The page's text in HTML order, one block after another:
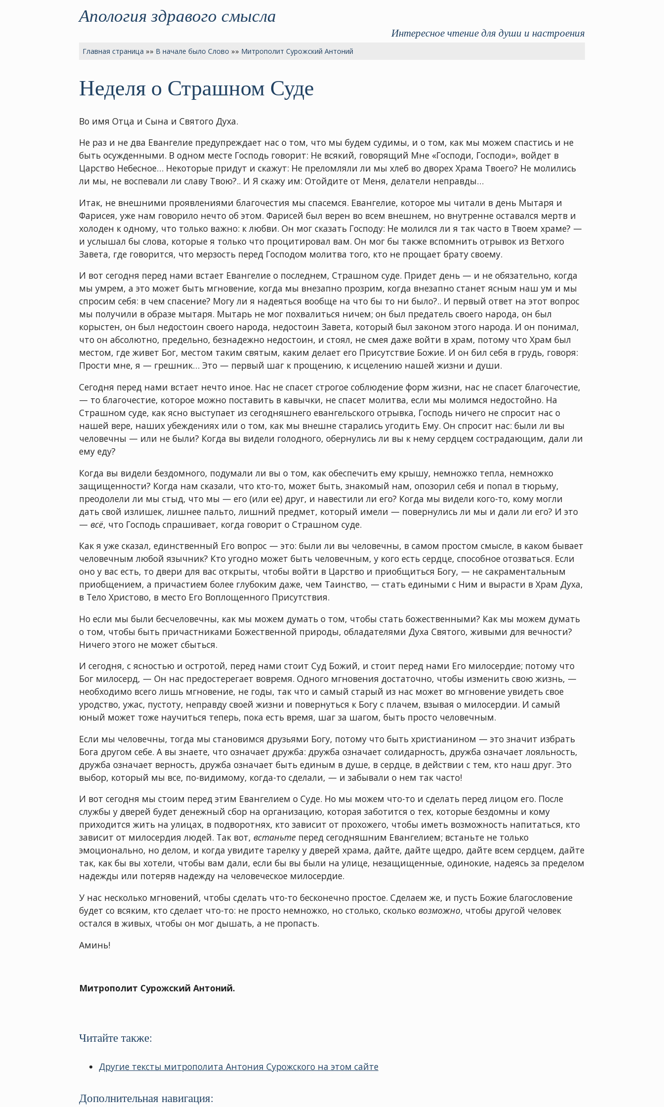
Апология здравого смысла
Интересное чтение для души и настроения
Главная страница »» В начале было Слово »» Митрополит Сурожский Антоний
Неделя о Страшном Суде
Во имя Отца и Сына и Святого Духа.
Не раз и не два Евангелие предупреждает нас о том, что мы будем судимы, и о том, как мы можем спастись и не
быть осужденными. В одном месте Господь говорит: Не всякий, говорящий Мне «Господи, Господи», войдет в
Царство Небесное… Некоторые придут и скажут: Не преломляли ли мы хлеб во дворех Храма Твоего? Не молились
ли мы, не воспевали ли славу Твою?.. И Я скажу им: Отойдите от Меня, делатели неправды…
Итак, не внешними проявлениями благочестия мы спасемся. Евангелие, которое мы читали в день Мытаря и
Фарисея, уже нам говорило нечто об этом. Фарисей был верен во всем внешнем, но внутренне оставался мертв и
холоден к одному, что только важно: к любви. Он мог сказать Господу: Не молился ли я так часто в Твоем храме? —
и услышал бы слова, которые я только что процитировал вам. Он мог бы также вспомнить отрывок из Ветхого
Завета, где говорится, что мерзость перед Господом молитва того, кто не прощает брату своему.
И вот сегодня перед нами встает Евангелие о последнем, Страшном суде. Придет день — и не обязательно, когда
мы умрем, а это может быть мгновение, когда мы внезапно прозрим, когда внезапно станет ясным наш ум и мы
спросим себя: в чем спасение? Могу ли я надеяться вообще на что бы то ни было?.. И первый ответ на этот вопрос
мы получили в образе мытаря. Мытарь не мог похвалиться ничем; он был предатель своего народа, он был
корыстен, он был недостоин своего народа, недостоин Завета, который был законом этого народа. И он понимал,
что он абсолютно, предельно, безнадежно недостоин, и стоял, не смея даже войти в храм, потому что Храм был
местом, где живет Бог, местом таким святым, каким делает его Присутствие Божие. И он бил себя в грудь, говоря:
Прости мне, я — грешник… Это — первый шаг к прощению, к исцелению нашей жизни и души.
Сегодня перед нами встает нечто иное. Нас не спасет строгое соблюдение форм жизни, нас не спасет благочестие,
— то благочестие, которое можно поставить в кавычки, не спасет молитва, если мы молимся недостойно. На
Страшном суде, как ясно выступает из сегодняшнего евангельского отрывка, Господь ничего не спросит нас о
нашей вере, наших убеждениях или о том, как мы внешне старались угодить Ему. Он спросит нас: были ли вы
человечны — или не были? Когда вы видели голодного, обернулись ли вы к нему сердцем сострадающим, дали ли
ему еду?
Когда вы видели бездомного, подумали ли вы о том, как обеспечить ему крышу, немножко тепла, немножко
защищенности? Когда нам сказали, что кто-то, может быть, знакомый нам, опозорил себя и попал в тюрьму,
преодолели ли мы стыд, что мы — его (или ее) друг, и навестили ли его? Когда мы видели кого-то, кому могли
дать свой излишек, лишнее пальто, лишний предмет, который имели — повернулись ли мы и дали ли его? И это
— всё, что Господь спрашивает, когда говорит о Страшном суде.
Как я уже сказал, единственный Его вопрос — это: были ли вы человечны, в самом простом смысле, в каком бывает
человечным любой язычник? Кто угодно может быть человечным, у кого есть сердце, способное отозваться. Если
оно у вас есть, то двери для вас открыты, чтобы войти в Царство и приобщиться Богу, — не сакраментальным
приобщением, а причастием более глубоким даже, чем Таинство, — стать едиными с Ним и вырасти в Храм Духа,
в Тело Христово, в место Его Воплощенного Присутствия.
Но если мы были бесчеловечны, как мы можем думать о том, чтобы стать божественными? Как мы можем думать
о том, чтобы быть причастниками Божественной природы, обладателями Духа Святого, живыми для вечности?
Ничего этого не может сбыться.
И сегодня, с ясностью и остротой, перед нами стоит Суд Божий, и стоит перед нами Его милосердие; потому что
Бог милосерд, — Он нас предостерегает вовремя. Одного мгновения достаточно, чтобы изменить свою жизнь, —
необходимо всего лишь мгновение, не годы, так что и самый старый из нас может во мгновение увидеть свое
уродство, ужас, пустоту, неправду своей жизни и повернуться к Богу с плачем, взывая о милосердии. И самый
юный может тоже научиться теперь, пока есть время, шаг за шагом, быть просто человечным.
Если мы человечны, тогда мы становимся друзьями Богу, потому что быть христианином — это значит избрать
Бога другом себе. А вы знаете, что означает дружба: дружба означает солидарность, дружба означает лояльность,
дружба означает верность, дружба означает быть единым в душе, в сердце, в действии с тем, кто наш друг. Это
выбор, который мы все, по-видимому, когда-то сделали, — и забывали о нем так часто!
И вот сегодня мы стоим перед этим Евангелием о Суде. Но мы можем что-то и сделать перед лицом его. После
службы у дверей будет денежный сбор на организацию, которая заботится о тех, которые бездомны и кому
приходится жить на улицах, в подворотнях, кто зависит от прохожего, чтобы иметь возможность напитаться, кто
зависит от милосердия людей. Так вот, встаньте перед сегодняшним Евангелием; встаньте не только
эмоционально, но делом, и когда увидите тарелку у дверей храма, дайте, дайте щедро, дайте всем сердцем, дайте
так, как бы вы хотели, чтобы вам дали, если бы вы были на улице, незащищенные, одинокие, надеясь за пределом
надежды или потеряв надежду на человеческое милосердие.
У нас несколько мгновений, чтобы сделать что-то бесконечно простое. Сделаем же, и пусть Божие благословение
будет со всяким, кто сделает что-то: не просто немножко, но столько, сколько возможно, чтобы другой человек
остался в живых, чтобы он мог дышать, а не пропасть.
Аминь!
Митрополит Сурожский Антоний.
Читайте также:
Другие тексты митрополита Антония Сурожского на этом сайте
Дополнительная навигация: